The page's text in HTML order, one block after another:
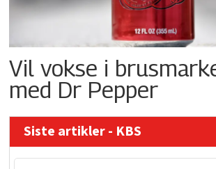
Vil vokse i
med Dr Pepper
Siste artikler - KBS